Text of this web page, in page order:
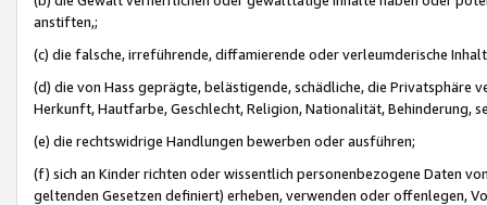
anstiften,;
(c) die falsche, irreführende, diffamierende oder verleumderische
(d) die von Hass geprägte, belästigende, schädliche, die Privatsphäre
Herkunft, Hautfarbe, Geschlecht, Religion, Nationalität, Behinderung,
(e) die rechtswidrige Handlungen bewerben oder ausführen;
(f) sich an Kinder richten oder wissentlich personenbezogene Daten
geltenden Gesetzen definiert) erheben, verwenden oder offenlegen,